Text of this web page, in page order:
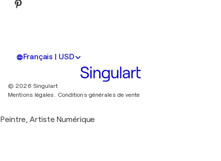
Français | USD
© 2026 Singulart
Mentions légales. Conditions générales de vente
Peintre, Artiste Numérique